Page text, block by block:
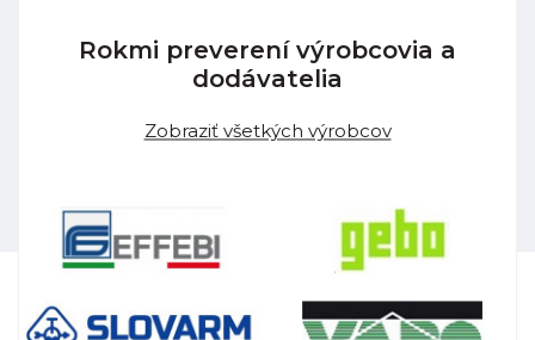
Rokmi preverení výrobcovia a
dodávatelia
Zobraziť všetkých výrobcov